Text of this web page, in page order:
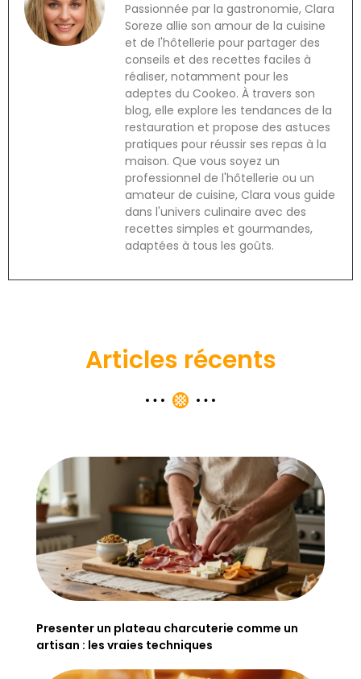
Passionnée par la gastronomie, Clara
Soreze allie son amour de la cuisine
et de l'hôtellerie pour partager des
conseils et des recettes faciles à
réaliser, notamment pour les
adeptes du Cookeo. À travers son
blog, elle explore les tendances de la
restauration et propose des astuces
pratiques pour réussir ses repas à la
maison. Que vous soyez un
professionnel de l'hôtellerie ou un
amateur de cuisine, Clara vous guide
dans l'univers culinaire avec des
recettes simples et gourmandes,
adaptées à tous les goûts.
Articles récents
Presenter un plateau charcuterie comme un
artisan : les vraies techniques